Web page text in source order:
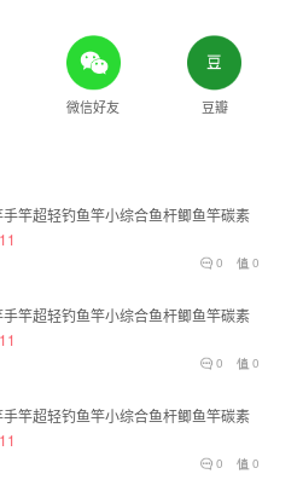
微信好友 豆瓣
竿超轻钓鱼竿小综合鱼杆鲫鱼竿碳素
0
0
竿超轻钓鱼竿小综合鱼杆鲫鱼竿碳素
0
0
竿超轻钓鱼竿小综合鱼杆鲫鱼竿碳素
0
0